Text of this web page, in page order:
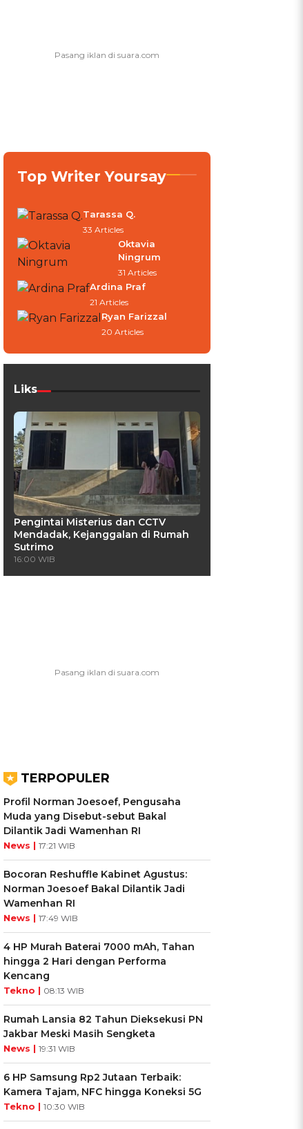
Top Writer Yoursay
Tarassa Q.
33 Articles
Oktavia
Ningrum
31 Articles
Ardina Praf
21 Articles
Ryan Farizzal
20 Articles
Liks
Pengintai Misterius dan CCTV
Mendadak, Kejanggalan di Rumah
Sutrimo
16:00 WIB
TERPOPULER
Profil Norman Joesoef, Pengusaha
Muda yang Disebut-sebut Bakal
Dilantik Jadi Wamenhan RI
News | 17:21 WIB
Bocoran Reshuffle Kabinet Agustus:
Norman Joesoef Bakal Dilantik Jadi
Wamenhan RI
News | 17:49 WIB
4 HP Murah Baterai 7000 mAh, Tahan
hingga 2 Hari dengan Performa
Kencang
Tekno | 08:13 WIB
Rumah Lansia 82 Tahun Dieksekusi PN
Jakbar Meski Masih Sengketa
News | 19:31 WIB
6 HP Samsung Rp2 Jutaan Terbaik:
Kamera Tajam, NFC hingga Koneksi 5G
Tekno | 10:30 WIB